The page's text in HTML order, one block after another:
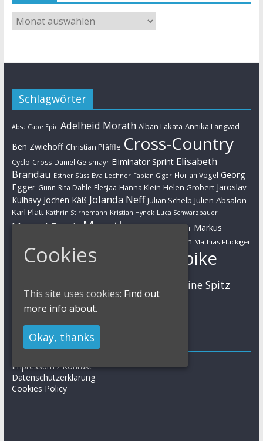
Schlagwörter
Absa Cape Epic Adelheid Morath Alban Lakata Annika Langvad
Ben Zwiehoff Christian Pfäffle Cross-Country
Cyclo-Cross Daniel Geismayr Eliminator Sprint Elisabeth
Brandau Esther Süss Eva Lechner Fabian Giger Florian Vogel Georg
Egger Gunn-Rita Dahle-Flesjaa Hanna Klein Helen Grobert Jaroslav
Kulhavy Jochen Käß Jolanda Neff Julian Schelb Julien Absalon
Karl Platt Kathrin Stirnemann Kristian Hynek Luca Schwarzbauer
Manuel FumicMarathon Markus Bauer Markus
Martin Gluth Mathias Flückiger
Max Brandl Moritz Milatz
Mountainbike
Sabine Spitz
Simon Stiebjahn
Impressum
Impressum / Kontakt
Datenschutzerklärung
Cookies Policy
Cookies
This site uses cookies: Find out
more info about.
Okay, thanks